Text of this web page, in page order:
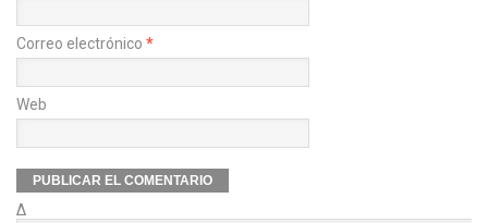
Correo electrónico *
Web
Δ